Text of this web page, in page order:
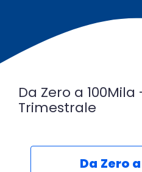
Da Zero a
Trimestrale
Da Zero